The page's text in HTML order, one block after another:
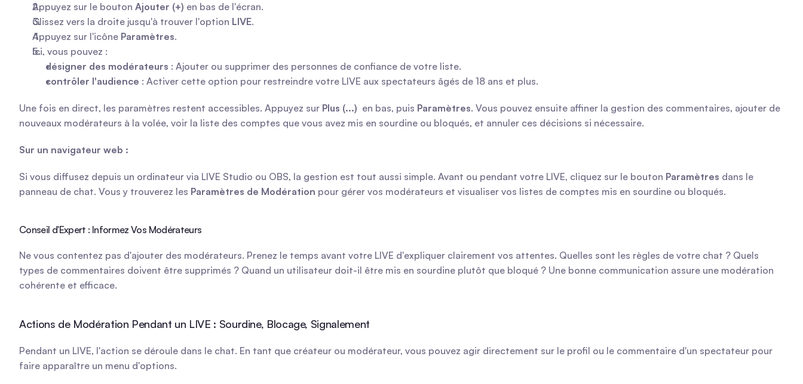
Appuyez sur le bouton Ajouter (+) en bas de l'écran.
Glissez vers la droite jusqu'à trouver l'option LIVE.
Appuyez sur l'icône Paramètres.
Ici, vous pouvez :
désigner des modérateurs : Ajouter ou supprimer des personnes de confiance de votre liste.
contrôler l'audience : Activer cette option pour restreindre votre LIVE aux spectateurs âgés de 18 ans et plus.
Une fois en direct, les paramètres restent accessibles. Appuyez sur Plus (...) en bas, puis Paramètres. Vous pouvez ensuite affiner la gestion des commentaires, ajouter de
nouveaux modérateurs à la volée, voir la liste des comptes que vous avez mis en sourdine ou bloqués, et annuler ces décisions si nécessaire.
Sur un navigateur web :
Si vous diffusez depuis un ordinateur via LIVE Studio ou OBS, la gestion est tout aussi simple. Avant ou pendant votre LIVE, cliquez sur le bouton Paramètres dans le
panneau de chat. Vous y trouverez les Paramètres de Modération pour gérer vos modérateurs et visualiser vos listes de comptes mis en sourdine ou bloqués.
Conseil d'Expert : Informez Vos Modérateurs
Ne vous contentez pas d'ajouter des modérateurs. Prenez le temps avant votre LIVE d'expliquer clairement vos attentes. Quelles sont les règles de votre chat ? Quels
types de commentaires doivent être supprimés ? Quand un utilisateur doit-il être mis en sourdine plutôt que bloqué ? Une bonne communication assure une modération
cohérente et efficace.
Actions de Modération Pendant un LIVE : Sourdine, Blocage, Signalement
Pendant un LIVE, l'action se déroule dans le chat. En tant que créateur ou modérateur, vous pouvez agir directement sur le profil ou le commentaire d'un spectateur pour
faire apparaître un menu d'options.